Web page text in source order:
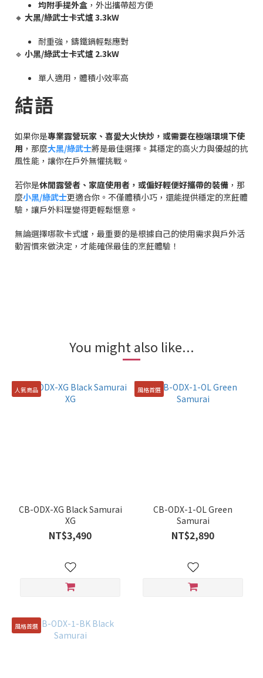
均附手提外盒 ，外出攜帶超方便
🔸 大黑/綠武士卡式爐 3.3kW
耐重強，鑄鐵鍋輕鬆應對
🔹 小黑/綠武士卡式爐 2.3kW
單人適用，體積小效率高
結語
如果你是專業露營玩家、喜愛大火快炒，或需要在極端環境下使
用 ，那麼大黑/綠武士將是最佳選擇。其穩定的高火力與優越的抗
風性能，讓你在戶外無懼挑戰。
若你是休閒露營者、家庭使用者，或偏好輕便好攜帶的裝備 ，那
麼小黑/綠武士更適合你。不僅體積小巧，還能提供穩定的烹飪體
驗，讓戶外料理變得更輕鬆愜意。
無論選擇哪款卡式爐，最重要的是根據自己的使用需求與戶外活
動習慣來做決定，才能確保最佳的烹飪體驗！
You might also like...
人氣商品
CB-ODX-XG Black Samurai
XG
NT$3,490
風格首選
CB-ODX-1-OL Green
Samurai
NT$2,890
風格首選